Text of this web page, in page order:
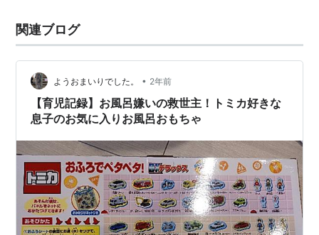
関連ブログ
ようおまいりでした。 • 2年前
【育児記録】お風呂嫌いの救世主！トミカ好きな
息子のお気に入りお風呂おもちゃ